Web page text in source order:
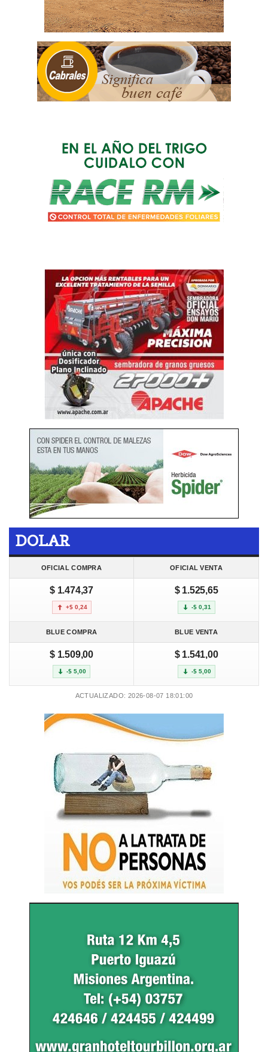
DOLAR
OFICIAL COMPRA OFICIAL VENTA
$ 1.474,37
+$ 0,24
$ 1.525,65
-$ 0,31
BLUE COMPRA BLUE VENTA
$ 1.509,00
-$ 5,00
$ 1.541,00
-$ 5,00
ACTUALIZADO: 2026-08-07 18:01:00